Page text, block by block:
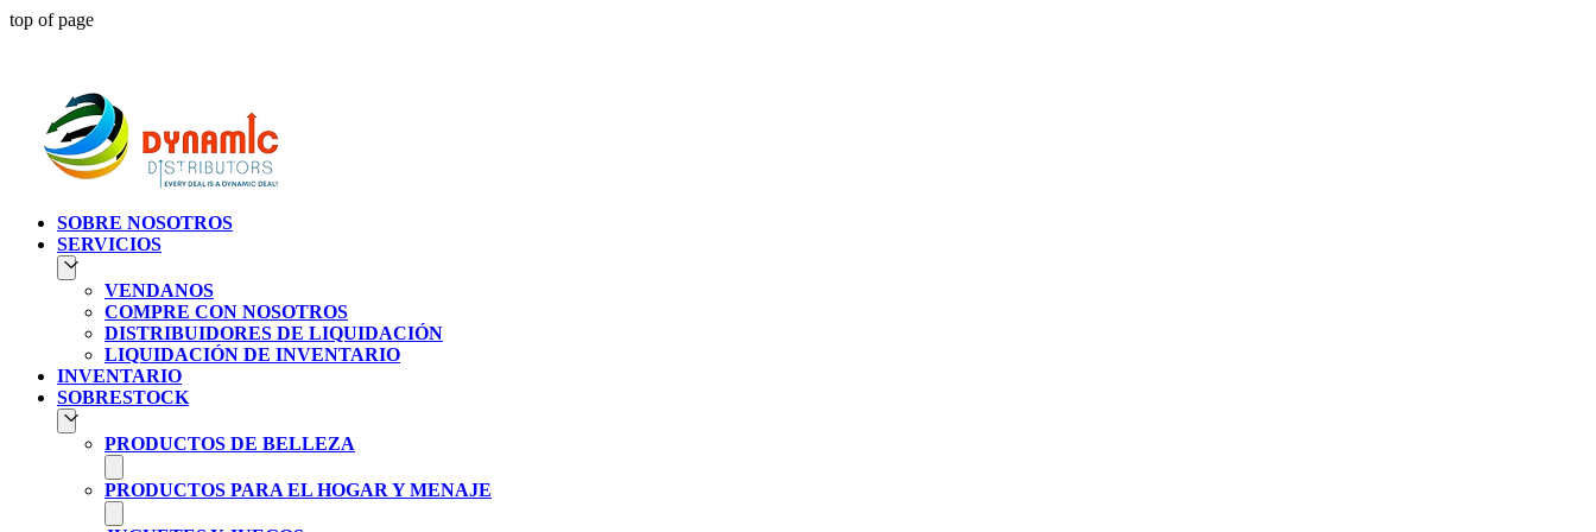
top of page
SOBRE NOSOTROS
SERVICIOS
VENDANOS
COMPRE CON NOSOTROS
DISTRIBUIDORES DE LIQUIDACIÓN
LIQUIDACIÓN DE INVENTARIO
INVENTARIO
SOBRESTOCK
PRODUCTOS DE BELLEZA
PRODUCTOS PARA EL HOGAR Y MENAJE